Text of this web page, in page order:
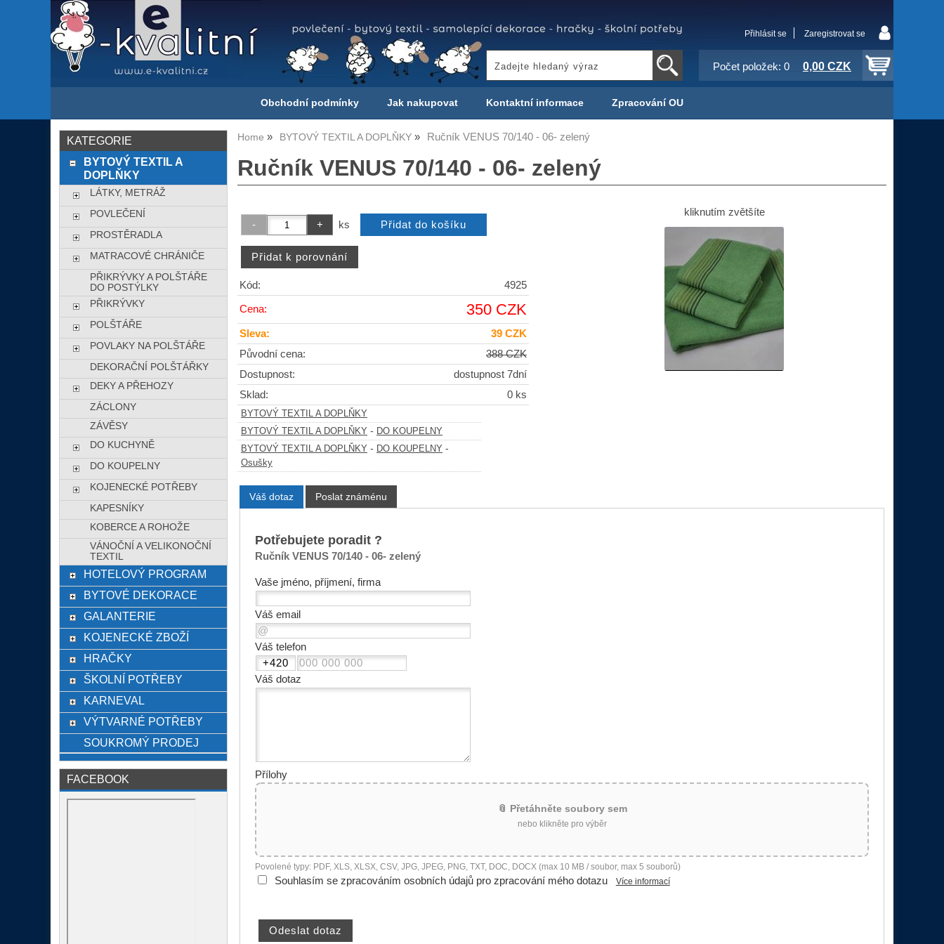
Přihlásit se Zaregistrovat se
Počet položek: 0 0,00 CZK
Obchodní podmínky Jak nakupovat Kontaktní informace Zpracování OU
Home BYTOVÝ TEXTIL A DOPLŇKY Ručník VENUS 70/140 - 06- zelený
Ručník VENUS 70/140 - 06- zelený
kliknutím zvětšíte
ks
Kód: 4925
Cena: 350 CZK
Sleva:
39 CZK
Původní cena:
388 CZK
Dostupnost:
dostupnost 7dní
Sklad:
0 ks
BYTOVÝ TEXTIL A DOPLŇKY
BYTOVÝ TEXTIL A DOPLŇKY - DO KOUPELNY
BYTOVÝ TEXTIL A DOPLŇKY - DO KOUPELNY -
Osušky
Váš dotaz Poslat známénu
Potřebujete poradit ?
Ručník VENUS 70/140 - 06- zelený
Vaše jméno, příjmení, firma
Váš email
Váš telefon
Váš dotaz
Přílohy
📎 Přetáhněte soubory sem
nebo klikněte pro výběr
Povolené typy: PDF, XLS, XLSX, CSV, JPG, JPEG, PNG, TXT, DOC, DOCX (max 10 MB / soubor, max 5 souborů)
Souhlasím se zpracováním osobních údajů pro zpracování mého dotazu Více informací
KATEGORIE
BYTOVÝ TEXTIL A
DOPLŇKY
LÁTKY, METRÁŽ
POVLEČENÍ
PROSTĚRADLA
MATRACOVÉ CHRÁNIČE
PŘIKRÝVKY A POLŠTÁŘE
DO POSTÝLKY
PŘIKRÝVKY
POLŠTÁŘE
POVLAKY NA POLŠTÁŘE
DEKORAČNÍ POLŠTÁŘKY
DEKY A PŘEHOZY
ZÁCLONY
ZÁVĚSY
DO KUCHYNĚ
DO KOUPELNY
KOJENECKÉ POTŘEBY
KAPESNÍKY
KOBERCE A ROHOŽE
VÁNOČNÍ A VELIKONOČNÍ
TEXTIL
HOTELOVÝ PROGRAM
BYTOVÉ DEKORACE
GALANTERIE
KOJENECKÉ ZBOŽÍ
HRAČKY
ŠKOLNÍ POTŘEBY
KARNEVAL
VÝTVARNÉ POTŘEBY
SOUKROMÝ PRODEJ
FACEBOOK